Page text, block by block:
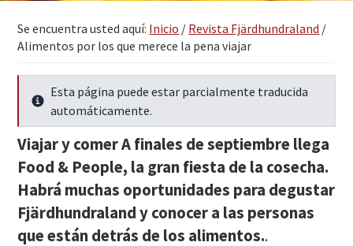
Se encuentra usted aquí: Inicio / Revista Fjärdhundraland /
Alimentos por los que merece la pena viajar
Seguir leyendo
Esta página puede estar parcialmente traducida
automáticamente.
Viajar y comer A finales de septiembre llega
Food & People, la gran fiesta de la cosecha.
Habrá muchas oportunidades para degustar
Fjärdhundraland y conocer a las personas
que están detrás de los alimentos..